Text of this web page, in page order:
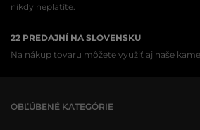
nikdy neplatíte.
22 PREDAJNÍ NA SLOVENSKU
Na nákup tovaru môžete využiť aj naše
OBĽÚBENÉ KATEGÓRIE